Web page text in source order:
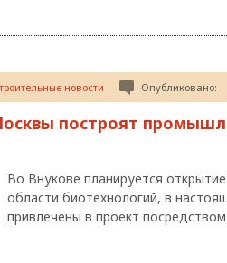
новости Опубликовано:
построят
Во Внукове планируется
области биотехнологий, в
привлечены в проект